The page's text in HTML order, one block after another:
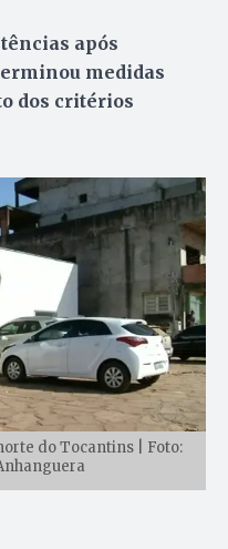
após
medidas
dos critérios
do Tocantins | Foto: